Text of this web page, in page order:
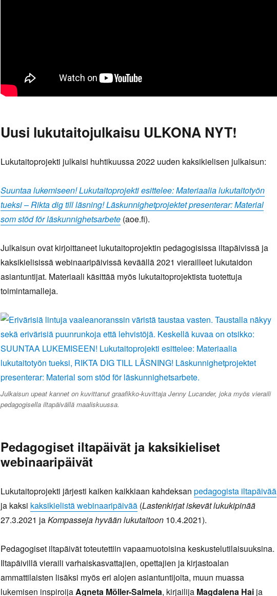
Uusi lukutaitojulkaisu ULKONA NYT!
Lukutaitoprojekti julkaisi huhtikuussa 2022 uuden kaksikielisen julkaisun:
Suuntaa lukemiseen! Lukutaitoprojekti esittelee: Materiaalia lukutaitotyön
tueksi – Rikta dig till läsning! Läskunnighetprojektet presenterar: Material
som stöd för läskunnighetsarbete(aoe.fi).
Julkaisun ovat kirjoittaneet lukutaitoprojektin pedagogisissa iltapäivissä ja
kaksikielisissä webinaaripäivissä keväällä 2021 vierailleet lukutaidon
asiantuntijat. Materiaali käsittää myös lukutaitoprojektista tuotettuja
toimintamalleja.
Julkaisun upeat kannet on kuvittanut graafikko-kuvittaja Jenny Lucander, joka myös vieraili
pedagogisella iltapäivällä maaliskuussa.
Pedagogiset iltapäivät ja kaksikieliset
webinaaripäivät
Lukutaitoprojekti järjesti kaiken kaikkiaan kahdeksan pedagogista iltapäivää
ja kaksi kaksikielistä webinaaripäivää(Lastenkirjat iskevät lukukipinää
27.3.2021 jaKompasseja hyvään lukutaitoon10.4.2021).
Pedagogiset iltapäivät toteutettiin vapaamuotoisina keskustelutilaisuuksina.
Iltapäivillä vieraili varhaiskasvattajien, opettajien ja kirjastoalan
ammattilaisten lisäksi myös eri alojen asiantuntijoita, muun muassa
lukemisen inspiroijaAgneta Möller-Salmela, kirjailija Magdalena Hai ja